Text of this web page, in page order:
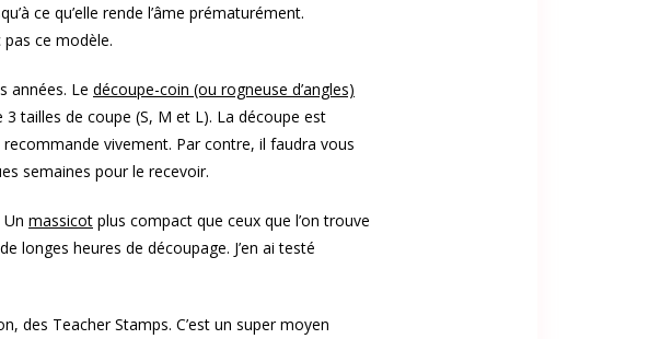
ce qu’elle rende l’âme prématurément.
ce modèle.
années. Le découpe-coin (ou rogneuse d’angles)
tailles de coupe (S, M et L). La découpe est
vivement. Par contre, il faudra vous
semaines pour le recevoir.
massicot plus compact que ceux que l’on trouve
longes heures de découpage. J’en ai testé
des Teacher Stamps. C’est un super moyen